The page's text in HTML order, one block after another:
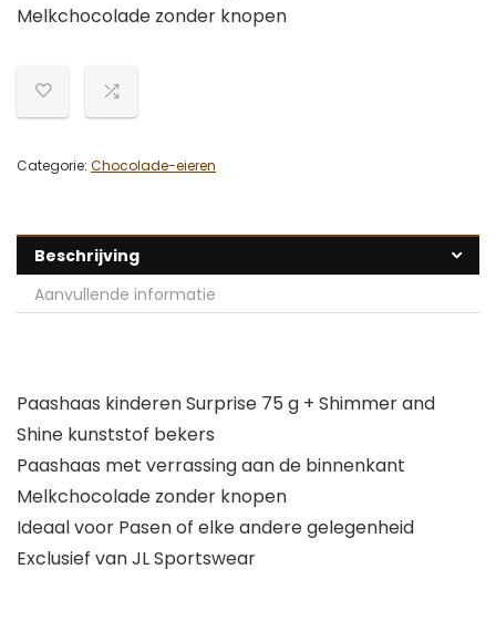
Melkchocolade zonder knopen
Categorie: Chocolade-eieren
Beschrijving
Aanvullende informatie
Paashaas kinderen Surprise 75 g + Shimmer and
Shine kunststof bekers
Paashaas met verrassing aan de binnenkant
Melkchocolade zonder knopen
Ideaal voor Pasen of elke andere gelegenheid
Exclusief van JL Sportswear